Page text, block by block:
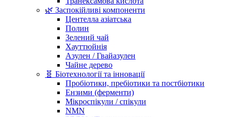
🌿 Заспокійливі компоненти
Центелла азіатська
Полин
Зелений чай
Хауттюйнія
Азулен / Гвайазулен
Чайне дерево
🧬 Біотехнології та інновації
Пробіотики, пребіотики та постбіотики
Ензими (ферменти)
Мікроспікули / спікули
NMN